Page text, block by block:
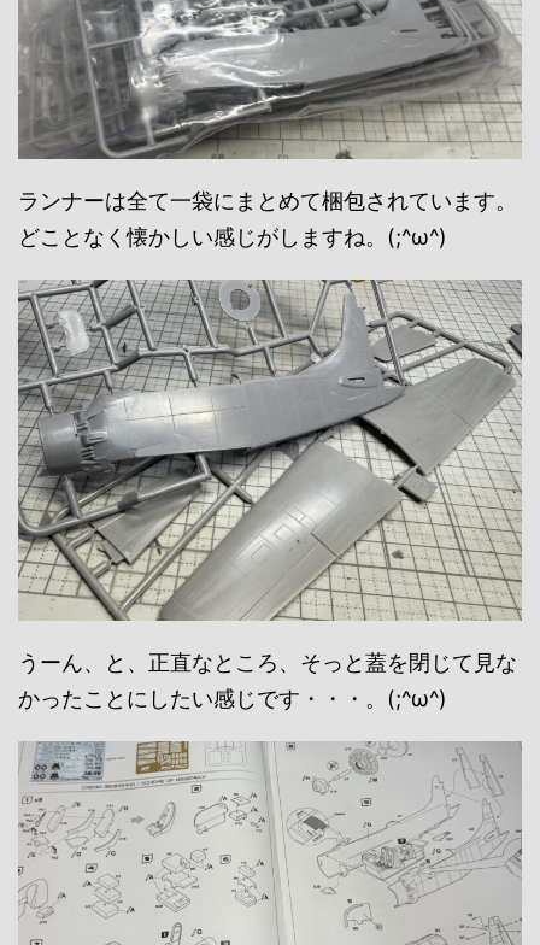
ランナーは全て一袋にまとめて梱包されています。
どことなく懐かしい感じがしますね。(;^ω^)
うーん、と、正直なところ、そっと蓋を閉じて見な
かったことにしたい感じです・・・。(;^ω^)